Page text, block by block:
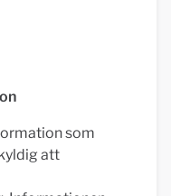
som
att